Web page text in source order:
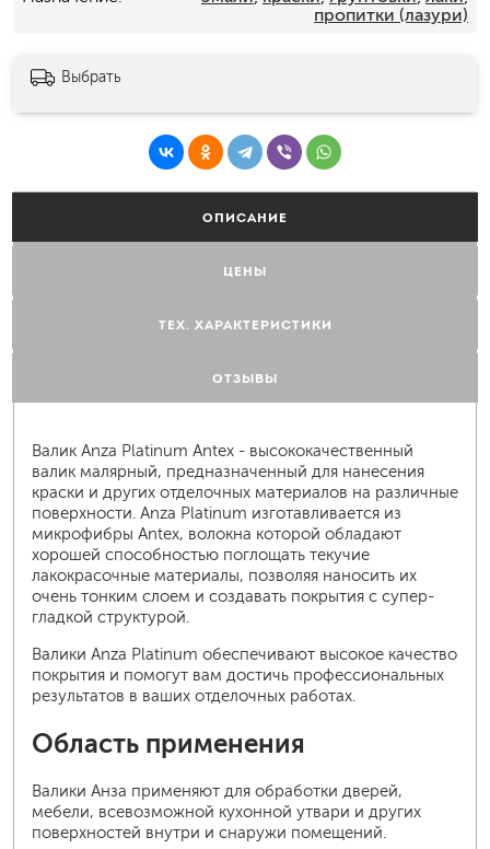
пропитки (лазури)
Выбрать
ОПИСАНИЕ
ЦЕНЫ
ТЕХ. ХАРАКТЕРИСТИКИ
ОТЗЫВЫ
Валик Anza Platinum Antex - высококачественный
валик малярный, предназначенный для нанесения
краски и других отделочных материалов на различные
поверхности. Anza Platinum изготавливается из
микрофибры Antex, волокна которой обладают
хорошей способностью поглощать текучие
лакокрасочные материалы, позволяя наносить их
очень тонким слоем и создавать покрытия с супер-
гладкой структурой.
Валики Anza Platinum обеспечивают высокое качество
покрытия и помогут вам достичь профессиональных
результатов в ваших отделочных работах.
Область применения
Валики Анза применяют для обработки дверей,
мебели, всевозможной кухонной утвари и других
поверхностей внутри и снаружи помещений.